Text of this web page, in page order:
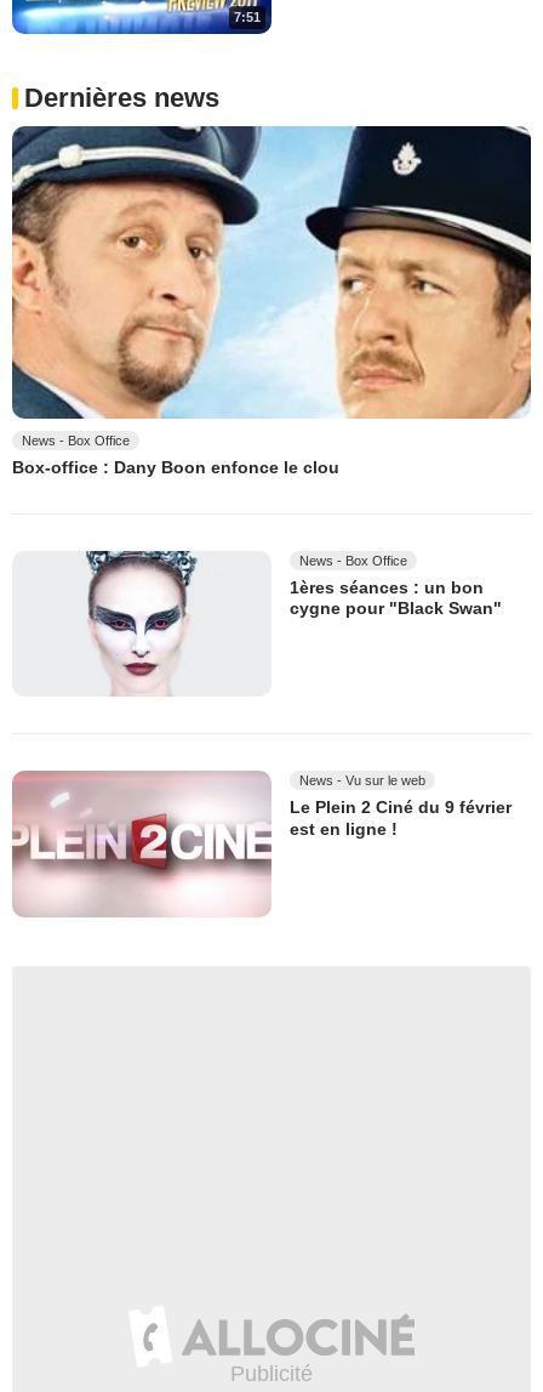
7:51
Dernières news
News - Box Office
Box-office : Dany Boon enfonce le clou
News - Box Office
1ères séances : un bon
cygne pour "Black Swan"
News - Vu sur le web
Le Plein 2 Ciné du 9 février
est en ligne !